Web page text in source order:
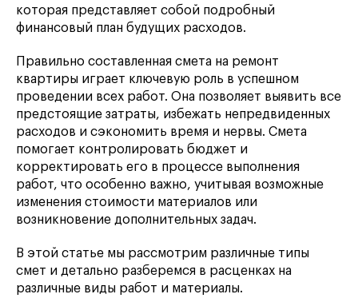
которая представляет собой подробный
финансовый план будущих расходов.
Правильно составленная смета на ремонт
квартиры играет ключевую роль в успешном
проведении всех работ. Она позволяет выявить все
предстоящие затраты, избежать непредвиденных
расходов и сэкономить время и нервы. Смета
помогает контролировать бюджет и
корректировать его в процессе выполнения
работ, что особенно важно, учитывая возможные
изменения стоимости материалов или
возникновение дополнительных задач.
В этой статье мы рассмотрим различные типы
смет и детально разберемся в расценках на
различные виды работ и материалы.